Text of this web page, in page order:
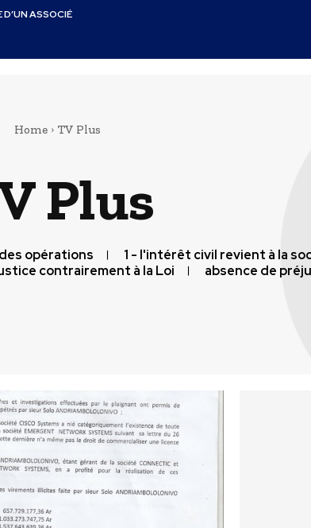
ASSOCIÉ
Home TV Plus
Plus
opérations 1 - l'intérêt civil revient à la
contrairement à la Loi
absence de